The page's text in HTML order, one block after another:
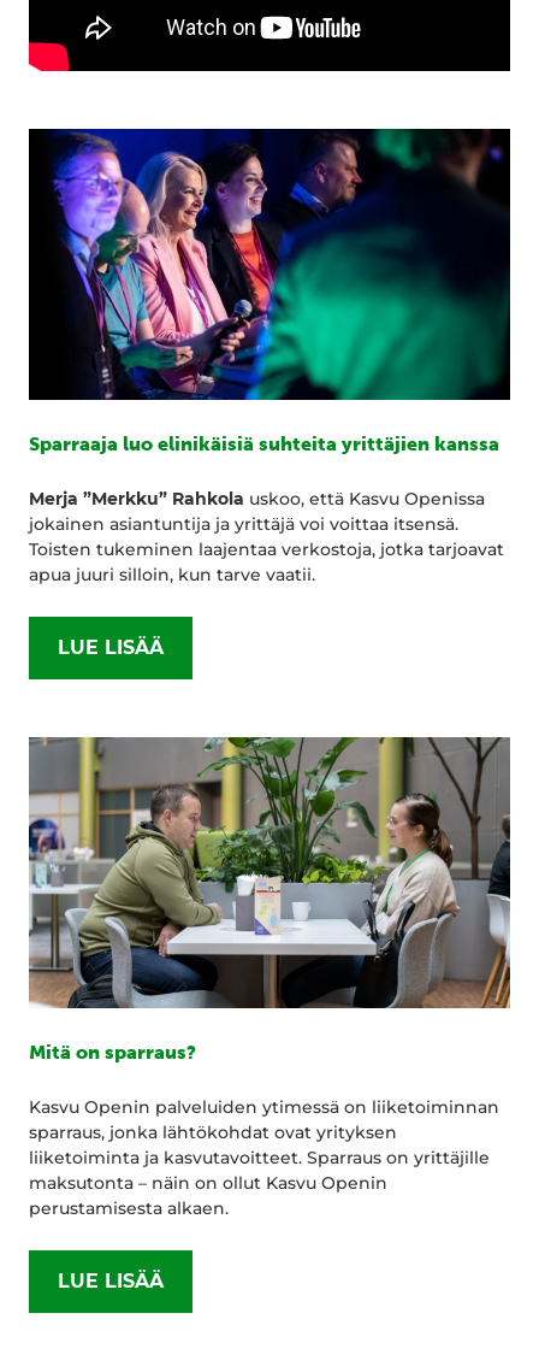
Sparraaja luo elinikäisiä suhteita yrittäjien kanssa
Merja ”Merkku” Rahkola uskoo, että Kasvu Openissa
jokainen asiantuntija ja yrittäjä voi voittaa itsensä.
Toisten tukeminen laajentaa verkostoja, jotka tarjoavat
apua juuri silloin, kun tarve vaatii.
LUE LISÄÄ
Mitä on sparraus?
Kasvu Openin palveluiden ytimessä on liiketoiminnan
sparraus, jonka lähtökohdat ovat yrityksen
liiketoiminta ja kasvutavoitteet. Sparraus on yrittäjille
maksutonta – näin on ollut Kasvu Openin
perustamisesta alkaen.
LUE LISÄÄ